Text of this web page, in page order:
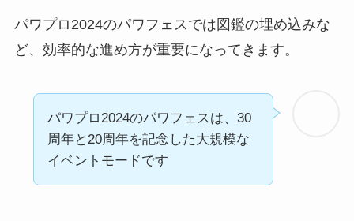
パワプロ2024のパワフェスでは図鑑の埋め込みな
ど、効率的な進め方が重要になってきます。
パワプロ2024のパワフェスは、30
周年と20周年を記念した大規模な
イベントモードです